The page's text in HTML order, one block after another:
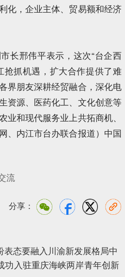
化，企业主体、贸易额和经济
长邢伟平表示，这次“台企西
抢抓机遇，扩大合作提供了难
界朋友深耕经贸融合，深化电
资源、医药化工、文化创意等
业和现代服务业上共拓商机、
、内江市台办联合报道）中国
流
分享：
表态要融入川渝新发展格局中
功入驻重庆海峡两岸青年创新